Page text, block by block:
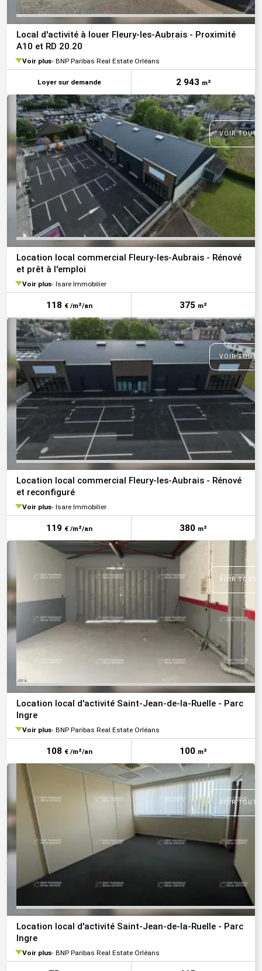
Local d'activité à louer Fleury-les-Aubrais - Proximité
A10 et RD 20.20
Voir plus BNP Paribas Real Estate Orléans
Loyer sur demande 2 943 m²
VOIR
Location local commercial Fleury-les-Aubrais - Rénové
et prêt à l'emploi
Voir plus Isare Immobilier
118 € /m²/an 375 m²
VOIR
Location local commercial Fleury-les-Aubrais - Rénové
et reconfiguré
Voir plus Isare Immobilier
119 € /m²/an 380 m²
VOIR
Location local d'activité Saint-Jean-de-la-Ruelle - Parc
Ingre
Voir plus BNP Paribas Real Estate Orléans
108 € /m²/an 100 m²
VOIR
Location local d'activité Saint-Jean-de-la-Ruelle - Parc
Ingre
Voir plus BNP Paribas Real Estate Orléans